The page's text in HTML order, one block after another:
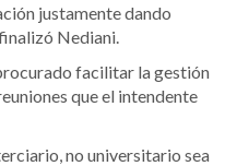
justamente dando
Nediani.
facilitar la gestión
que el intendente
no universitario sea